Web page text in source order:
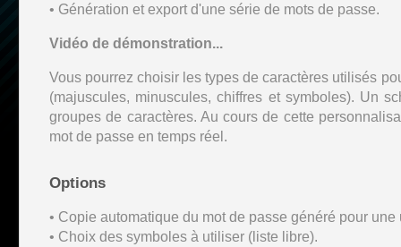
• Génération et export d'une série de mots de passe.
Vidéo de démonstration...
Vous pourrez choisir les types de caractères utilisés
(majuscules, minuscules, chiffres et symboles). Un
groupes de caractères. Au cours de cette
mot de passe en temps réel.
Options
• Copie automatique du mot de passe généré pour
• Choix des symboles à utiliser (liste libre).